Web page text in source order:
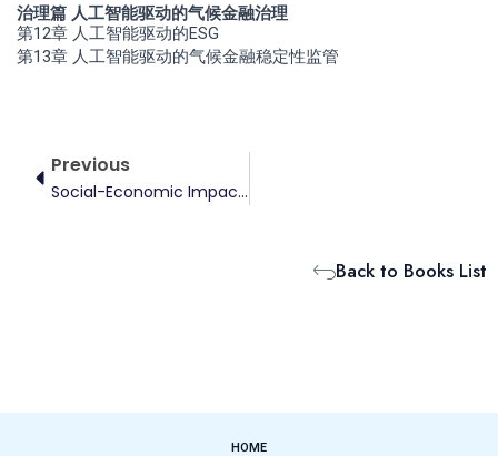
治理篇 人工智能驱动的气候金融治理
第12章 人工智能驱动的ESG
第13章 人工智能驱动的气候金融稳定性监管
PrevPrevious
Social-Economic Impacts Of Air Pollution
Back to Books List
HOME